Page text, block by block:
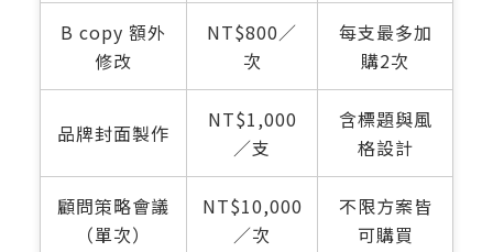
B copy 額外
修改
NT$800／
次
每支最多加
購2次
品牌封面製作
NT$1,000
／支
含標題與風
格設計
顧問策略會議
（單次）
NT$10,000
／次
不限方案皆
可購買